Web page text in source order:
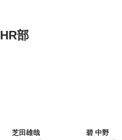
HR部
芝田雄哉 碧 中野